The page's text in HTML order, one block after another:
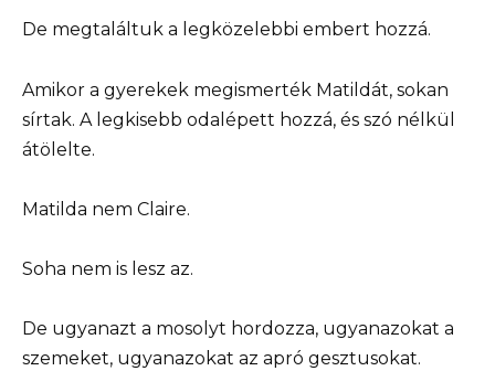
De megtaláltuk a legközelebbi embert hozzá.
Amikor a gyerekek megismerték Matildát, sokan
sírtak. A legkisebb odalépett hozzá, és szó nélkül
átölelte.
Matilda nem Claire.
Soha nem is lesz az.
De ugyanazt a mosolyt hordozza, ugyanazokat a
szemeket, ugyanazokat az apró gesztusokat.